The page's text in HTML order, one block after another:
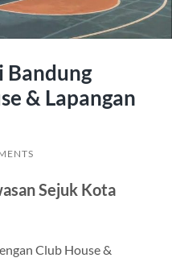
Bandung
& Lapangan
Sejuk Kota
Club House &